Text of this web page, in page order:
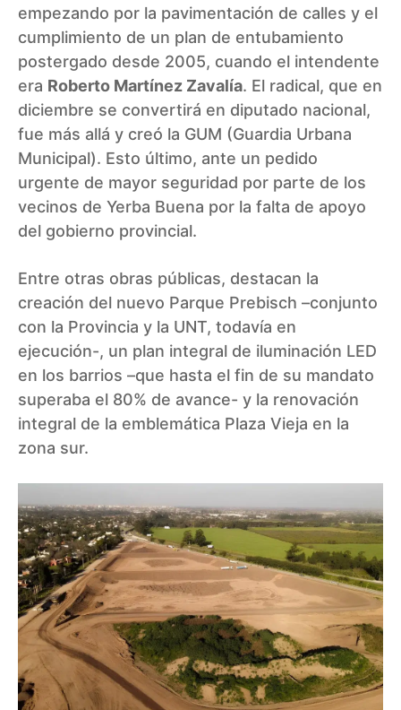
empezando por la pavimentación de calles y el
cumplimiento de un plan de entubamiento
postergado desde 2005, cuando el intendente
era Roberto Martínez Zavalía. El radical, que en
diciembre se convertirá en diputado nacional,
fue más allá y creó la GUM (Guardia Urbana
Municipal). Esto último, ante un pedido
urgente de mayor seguridad por parte de los
vecinos de Yerba Buena por la falta de apoyo
del gobierno provincial.
Entre otras obras públicas, destacan la
creación del nuevo Parque Prebisch –conjunto
con la Provincia y la UNT, todavía en
ejecución-, un plan integral de iluminación LED
en los barrios –que hasta el fin de su mandato
superaba el 80% de avance- y la renovación
integral de la emblemática Plaza Vieja en la
zona sur.